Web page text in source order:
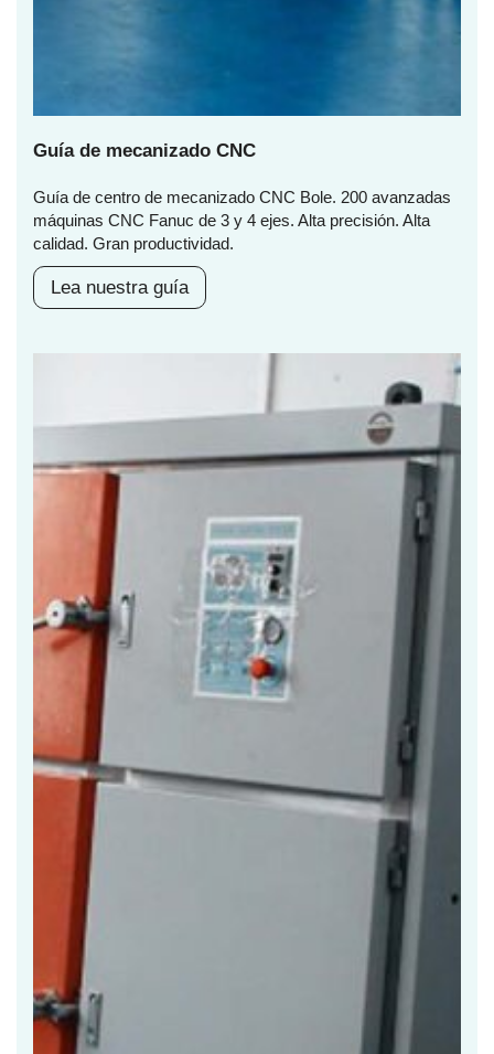
Guía de mecanizado CNC
Guía de centro de mecanizado CNC Bole. 200 avanzadas
máquinas CNC Fanuc de 3 y 4 ejes. Alta precisión. Alta
calidad. Gran productividad.
Lea nuestra guía